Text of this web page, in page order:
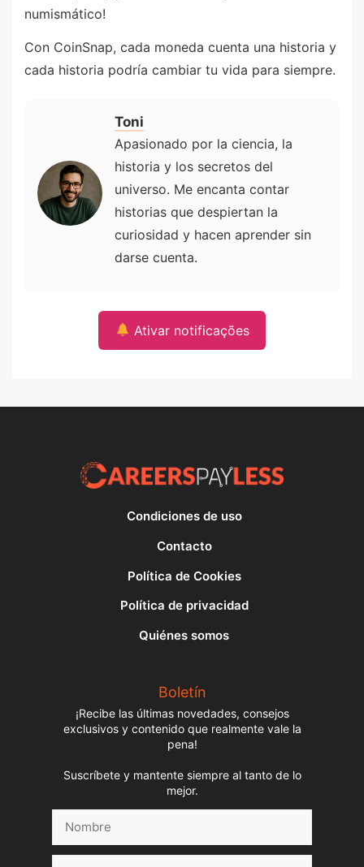
numismático!
Con CoinSnap, cada moneda cuenta una historia y
cada historia podría cambiar tu vida para siempre.
Toni
Apasionado por la ciencia, la
historia y los secretos del
universo. Me encanta contar
historias que despiertan la
curiosidad y hacen aprender sin
darse cuenta.
Ativar notificações
Condiciones de uso
Contacto
Política de Cookies
Política de privacidad
Quiénes somos
Boletín
¡Recibe las últimas novedades, consejos
exclusivos y contenido que realmente vale la
pena!
Suscríbete y mantente siempre al tanto de lo
mejor.